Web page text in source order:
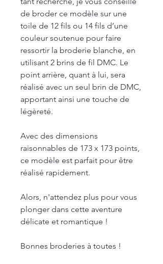
de broder ce modèle sur une
toile de 12 fils ou 14 fils d’une
couleur soutenue pour faire
ressortir la broderie blanche, en
utilisant 2 brins de fil DMC. Le
point arrière, quant à lui, sera
réalisé avec un seul brin de DMC,
apportant ainsi une touche de
légèreté.
Avec des dimensions
raisonnables de 173 x 173 points,
ce modèle est parfait pour être
réalisé rapidement.
Alors, n'attendez plus pour vous
plonger dans cette aventure
délicate et romantique !
Bonnes broderies à toutes !